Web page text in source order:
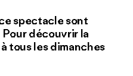
spectacle sont
découvrir la
tous les dimanches